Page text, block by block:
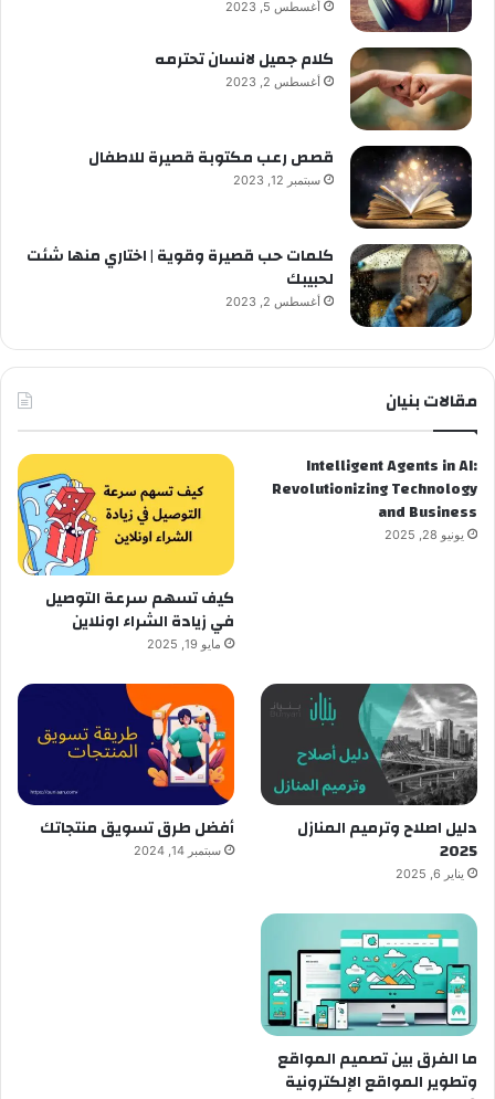
أغسطس 5, 2023
كلام جميل لانسان تحترمه
أغسطس 2, 2023
قصص رعب مكتوبة قصيرة للاطفال
سبتمبر 12, 2023
كلمات حب قصيرة وقوية | اختاري منها شئت
لحبيبك
أغسطس 2, 2023
مقالات بنيان
Intelligent Agents in AI:
Revolutionizing Technology
and Business
يونيو 28, 2025
كيف تسهم سرعة التوصيل
في زيادة الشراء اونلاين
مايو 19, 2025
دليل اصلاح وترميم المنازل
2025
يناير 6, 2025
أفضل طرق تسويق منتجاتك
سبتمبر 14, 2024
ما الفرق بين تصميم المواقع
وتطوير المواقع الإلكترونية